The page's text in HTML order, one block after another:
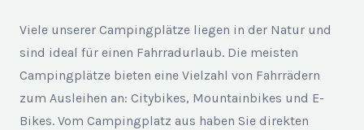
Viele unserer Campingplätze liegen in der Natur und
sind ideal für einen Fahrradurlaub. Die meisten
Campingplätze bieten eine Vielzahl von Fahrrädern
zum Ausleihen an: Citybikes, Mountainbikes und E-
Bikes. Vom Campingplatz aus haben Sie direkten